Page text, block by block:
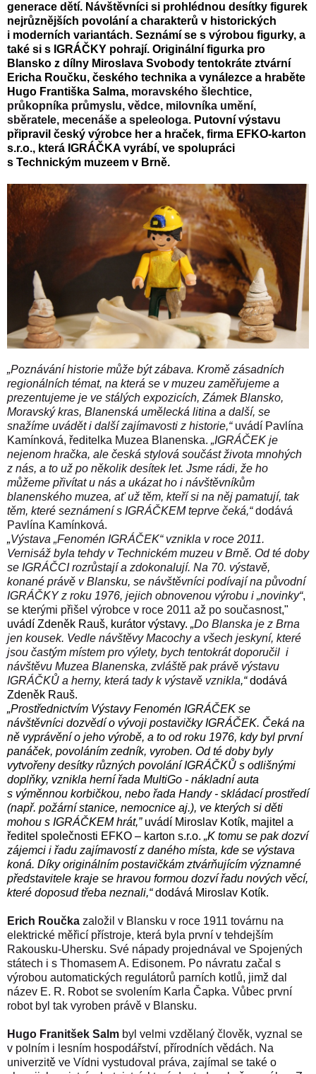
generace dětí. Návštěvníci si prohlédnou desítky figurek
nejrůznějších povolání a charakterů v historických
i moderních variantách. Seznámí se s výrobou figurky, a
také si s IGRÁČKY pohrají. Originální figurka pro
Blansko z dílny Miroslava Svobody tentokráte ztvární
Ericha Roučku, českého technika a vynálezce a hraběte
Hugo Františka Salma, moravského šlechtice,
průkopníka průmyslu, vědce, milovníka umění,
sběratele, mecenáše a speleologa. Putovní výstavu
připravil český výrobce her a hraček, firma EFKO-karton
s.r.o., která IGRÁČKA vyrábí, ve spolupráci
s Technickým muzeem v Brně.
„Poznávání historie může být zábava. Kromě zásadních
regionálních témat, na která se v muzeu zaměřujeme a
prezentujeme je ve stálých expozicích, Zámek Blansko,
Moravský kras, Blanenská umělecká litina a další, se
snažíme uvádět i další zajímavosti z historie,“uvádí Pavlína
Kamínková, ředitelka Muzea Blanenska. „IGRÁČEK je
nejenom hračka, ale česká stylová součást života mnohých
z nás, a to už po několik desítek let. Jsme rádi, že ho
můžeme přivítat u nás a ukázat ho i návštěvníkům
blanenského muzea, ať už těm, kteří si na něj pamatují, tak
těm, které seznámení s IGRÁČKEM teprve čeká,“dodává
Pavlína Kamínková.
„Výstava „Fenomén IGRÁČEK“ vznikla v roce 2011.
Vernisáž byla tehdy v Technickém muzeu v Brně. Od té doby
se IGRÁČCI rozrůstají a zdokonalují. Na 70. výstavě,
konané právě v Blansku, se návštěvníci podívajína původní
IGRÁČKYz roku 1976, jejich obnovenou výrobu i „novinky“,
se kterými přišel výrobce v roce 2011 až po současnost,"
uvádí Zdeněk Rauš, kurátor výstavy. „Do Blanska je z Brna
jen kousek. Vedle návštěvyMacochy a všech jeskyní, které
jsou častým místem pro výlety, bych tentokrát doporučil i
návštěvu Muzea Blanenska, zvláště pak právě výstavu
IGRÁČKŮ a herny, která tady k výstavě vznikla,“ dodává
Zdeněk Rauš.
„Prostřednictvím Výstavy Fenomén IGRÁČEK se
návštěvníci dozvědí o vývoji postavičky IGRÁČEK. Čeká na
ně vyprávění o jeho výrobě, a to od roku 1976, kdy byl první
panáček, povoláním zedník, vyroben. Od té doby byly
vytvořeny desítky různých povolání IGRÁČKŮ s odlišnými
doplňky, vznikla herní řada MultiGo - nákladní auta
s výměnnou korbičkou, nebo řada Handy - skládací prostředí
(např. požární stanice, nemocnice aj.), ve kterých si děti
mohou s IGRÁČKEM hrát,”uvádí Miroslav Kotík, majitel a
ředitel společnosti EFKO – karton s.r.o. „K tomu se pak dozví
zájemci i řadu zajímavostí z daného místa, kde se výstava
koná. Díky originálním postavičkám ztvárňujícím významné
představitele kraje se hravou formou dozví řadu nových věcí,
které doposud třeba neznali,“dodává Miroslav Kotík.
Erich Roučka založil v Blansku v roce 1911 továrnu na
elektrické měřicí přístroje, která byla první v tehdejším
Rakousku-Uhersku. Své nápady projednával ve Spojených
státech i s Thomasem A. Edisonem. Po návratu začal s
výrobou automatických regulátorů parních kotlů, jimž dal
název E. R. Robot se svolením Karla Čapka. Vůbec první
robot byl tak vyroben právě v Blansku.
Hugo Franitšek Salm byl velmi vzdělaný člověk, vyznal se
v polním i lesním hospodářství, přírodních vědách. Na
univerzitě ve Vídni vystudoval práva, zajímal se také o